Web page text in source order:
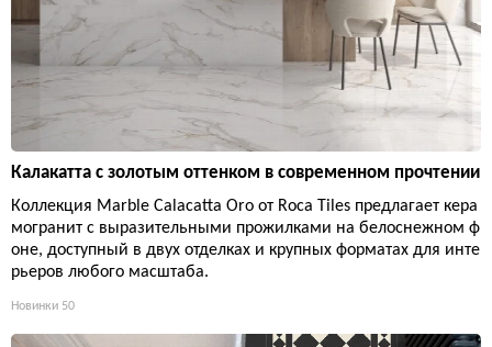
Калакатта с золотым оттенком в современном прочтении
Коллекция Marble Calacatta Oro от Roca Tiles предлагает кера
могранит с выразительными прожилками на белоснежном ф
оне, доступный в двух отделках и крупных форматах для инте
рьеров любого масштаба.
Новинки 50